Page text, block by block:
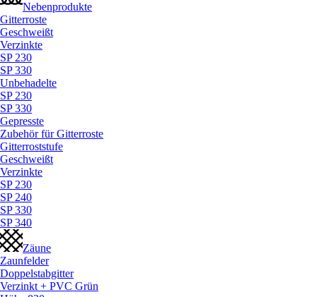
Nebenprodukte
Gitterroste
Geschweißt
Verzinkte
SP 230
SP 330
Unbehadelte
SP 230
SP 330
Gepresste
Zubehör für Gitterroste
Gitterroststufe
Geschweißt
Verzinkte
SP 230
SP 240
SP 330
SP 340
Zäune
Zaunfelder
Doppelstabgitter
Verzinkt + PVC Grün